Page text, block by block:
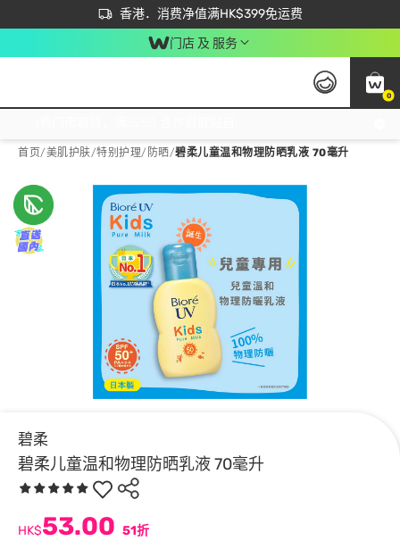
香港．消费净值满HK$399免运费
立即成为易赏钱会员尽享独家优惠
首次APP下单买满$450 输入 NEWAPP 即减$50
门店 及 服务
0
首页/美肌护肤/特别护理/ 防晒/碧柔儿童温和物理防晒乳液 70毫升
碧柔
碧柔儿童温和物理防晒乳液 70毫升
HK$53.00 51折